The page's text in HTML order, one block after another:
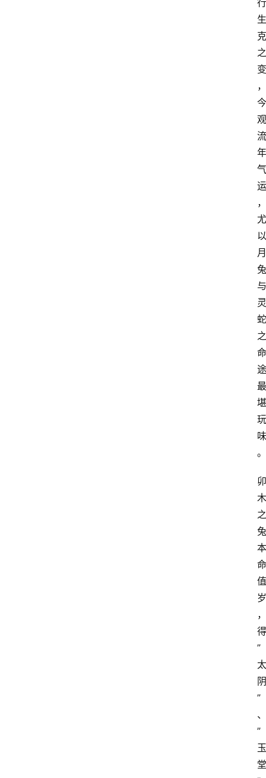
行
生
克
之
变
，
今
观
流
年
气
运
，
尤
以
月
兔
与
灵
蛇
之
命
途
最
堪
玩
味
。
卯
木
之
兔
本
命
值
岁
，
得
”
太
阴
”
、
”
玉
堂